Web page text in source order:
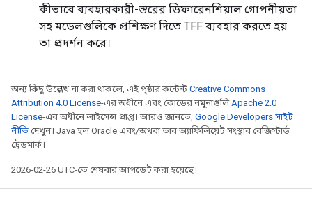
কীভাবে ব্যবহারকারী-স্তরের ডিফারেনশিয়াল গোপনীয়তা
সহ মডেলগুলিকে প্রশিক্ষণ দিতে TFF ব্যবহার করতে হয়
তা প্রদর্শন করে।
অন্য কিছু উল্লেখ না করা থাকলে, এই পৃষ্ঠার কন্টেন্ট Creative Commons
Attribution 4.0 License-এর অধীনে এবং কোডের নমুনাগুলিApache 2.0
License-এর অধীনে লাইসেন্স প্রাপ্ত। আরও জানতে, Google Developers সাইট
নীতি দেখুন। Java হল Oracle এবং/অথবা তার অ্যাফিলিয়েট সংস্থার রেজিস্টার্ড
ট্রেডমার্ক।
2026-02-26 UTC-তে শেষবার আপডেট করা হয়েছে।